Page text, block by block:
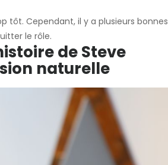
tôt. Cependant, il y a plusieurs bonnes
le rôle.
de Steve
naturelle